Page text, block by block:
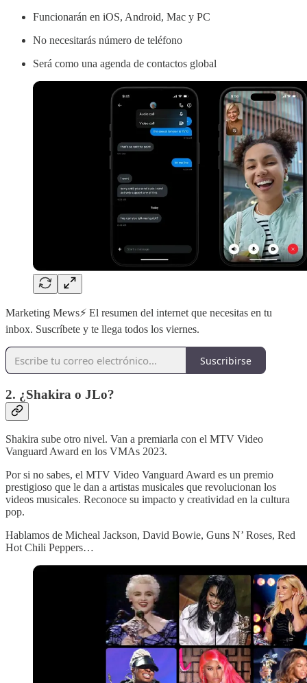
Funcionarán en iOS, Android, Mac y PC
No necesitarás número de teléfono
Será como una agenda de contactos global
Marketing Mews⚡️ El resumen del internet que necesitas en tu
inbox. Suscríbete y te llega todos los viernes.
Suscribirse
2. ¿Shakira o JLo?
Shakira sube otro nivel. Van a premiarla con el MTV Video
Vanguard Award en los VMAs 2023.
Por si no sabes, el MTV Video Vanguard Award es un premio
prestigioso que le dan a artistas musicales que revolucionan los
videos musicales. Reconoce su impacto y creatividad en la cultura
pop.
Hablamos de Micheal Jackson, David Bowie, Guns N’ Roses, Red
Hot Chili Peppers…